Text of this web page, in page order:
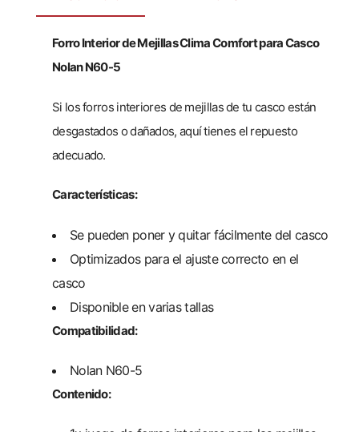
Forro Interior de Mejillas Clima Comfort para Casco
Nolan N60-5
Si los forros interiores de mejillas de tu casco están
desgastados o dañados, aquí tienes el repuesto
adecuado.
Características:
Se pueden poner y quitar fácilmente del casco
Optimizados para el ajuste correcto en el
casco
Disponible en varias tallas
Compatibilidad:
Nolan N60-5
Contenido: